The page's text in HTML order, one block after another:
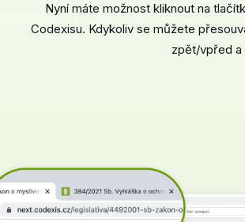
Nyní máte možnost kliknout na
Codexisu. Kdykoliv se můžete
zpět/vpřed a